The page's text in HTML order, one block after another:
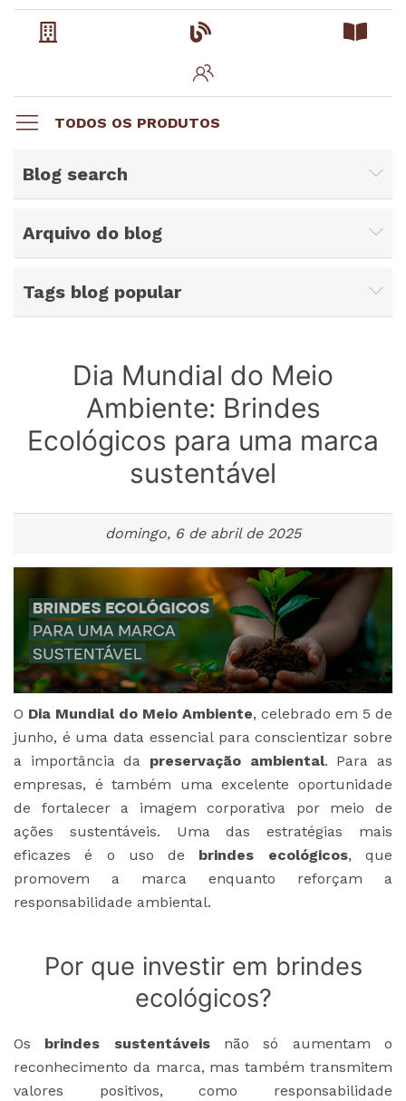
TODOS OS PRODUTOS
Blog search
Arquivo do blog
Tags blog popular
Dia Mundial do Meio
Ambiente: Brindes
Ecológicos para uma marca
sustentável
domingo, 6 de abril de 2025
O Dia Mundial do Meio Ambiente, celebrado em 5 de
junho, é uma data essencial para conscientizar sobre
a importância da preservação ambiental. Para as
empresas, é também uma excelente oportunidade
de fortalecer a imagem corporativa por meio de
ações sustentáveis. Uma das estratégias mais
eficazes é o uso de brindes ecológicos, que
promovem a marca enquanto reforçam a
responsabilidade ambiental.
Por que investir em brindes
ecológicos?
Os brindes sustentáveisnão só aumentam o
reconhecimento da marca, mas também transmitem
valores positivos, como responsabilidade